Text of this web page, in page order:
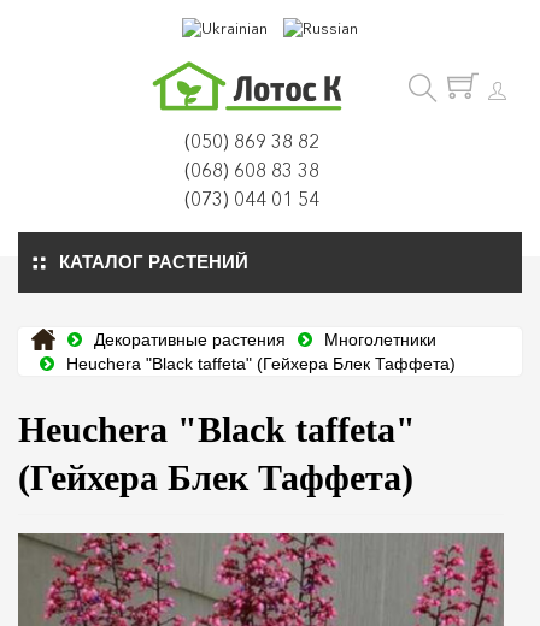
(050) 869 38 82
(068) 608 83 38
(073) 044 01 54
КАТАЛОГ РАСТЕНИЙ
Декоративные растения
Многолетники
Heuchera "Black taffeta" (Гейхера Блек Таффета)
Heuchera "Black taffeta"
(Гейхера Блек Таффета)